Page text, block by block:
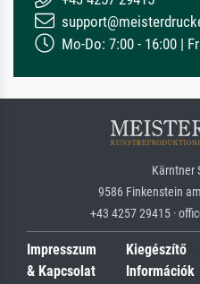
Mo-Do: 7:00 - 16:00 |
Kärntner
9586 Finkenstein
+43 4257 29415 ·
Impresszum
& Kapcsolat
Kiegészítő
Információk